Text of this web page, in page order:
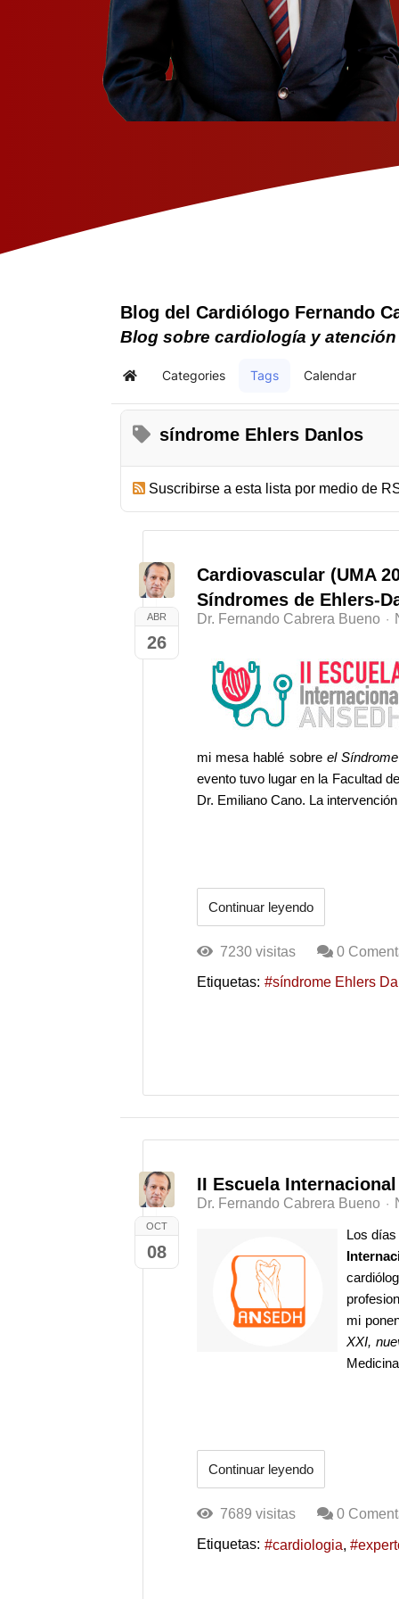
Blog del Cardiólogo Fernando
Blog sobre cardiología y
Home Categories Tags Calendar
síndrome Ehlers Danlos
Suscribirse a esta lista por medio de
ABR
26
Cardiovascular (UMA
Síndromes de Ehlers-
Dr. Fernando Cabrera Bueno
mi mesa hablé sobre el
evento tuvo lugar en la Facultad
Dr. Emiliano Cano. La
Continuar leyendo
7230 visitas
0
Etiquetas:
síndrome Ehlers
OCT
08
II Escuela
Dr. Fernando Cabrera Bueno
Los
mi
XXI,
Continuar leyendo
7689 visitas
0
Etiquetas:
cardiologia